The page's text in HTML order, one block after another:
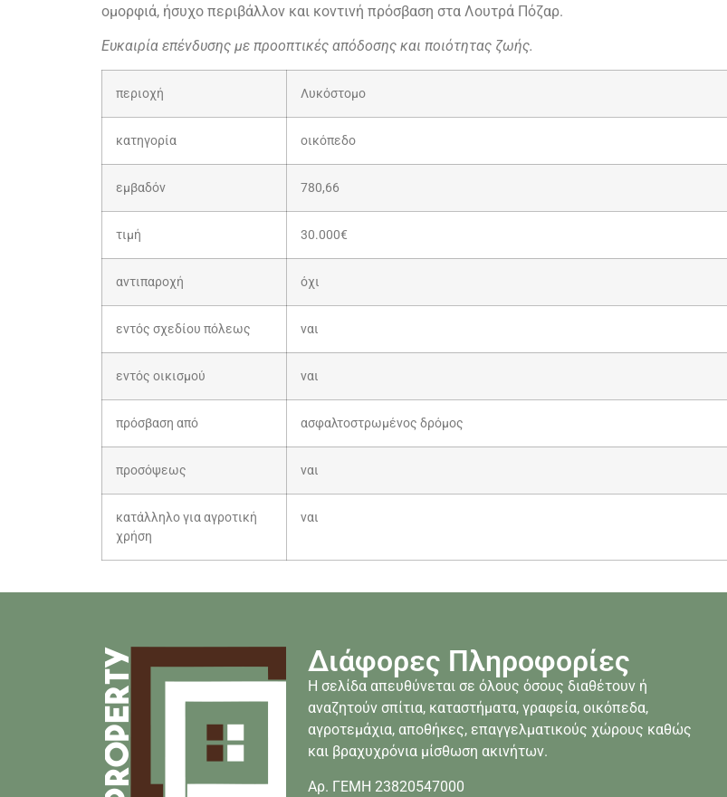
ομορφιά, ήσυχο περιβάλλον και κοντινή πρόσβαση στα Λουτρά Πόζαρ.
Ευκαιρία επένδυσης με προοπτικές απόδοσης και ποιότητας ζωής.
περιοχή Λυκόστομο
κατηγορία οικόπεδο
εμβαδόν 780,66
τιμή 30.000€
αντιπαροχή όχι
εντός σχεδίου πόλεως ναι
εντός οικισμού ναι
πρόσβαση από ασφαλτοστρωμένος δρόμος
προσόψεως ναι
κατάλληλο για αγροτική
χρήση
ναι
Διάφορες Πληροφορίες
Η σελίδα απευθύνεται σε όλους όσους διαθέτουν ή
αναζητούν σπίτια, καταστήματα, γραφεία, οικόπεδα,
αγροτεμάχια, αποθήκες, επαγγελματικούς χώρους καθώς
και βραχυχρόνια μίσθωση ακινήτων.
Αρ. ΓΕΜΗ 23820547000